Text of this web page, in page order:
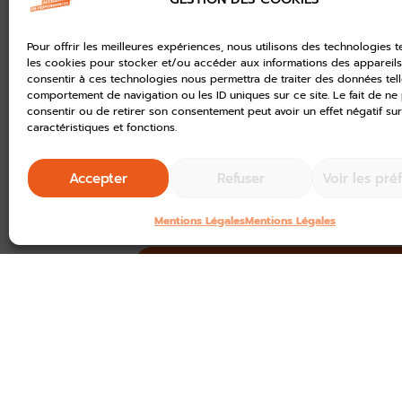
Pour offrir les meilleures expériences, nous utilisons des technologies
les cookies pour stocker et/ou accéder aux informations des
consentir à ces technologies nous permettra de traiter des données
comportement de navigation ou les ID uniques sur ce site. Le fait de ne
consentir ou de retirer son consentement peut avoir un effet négatif
caractéristiques et fonctions.
Accepter Refuser Voir les
Mentions LégalesMentions Légales
emblématiques pour recevoir
Pour faire apparaitre le succès
faut remplir2 objectifs entre le
finaliser une Micro
valider 6 parcours pérennes